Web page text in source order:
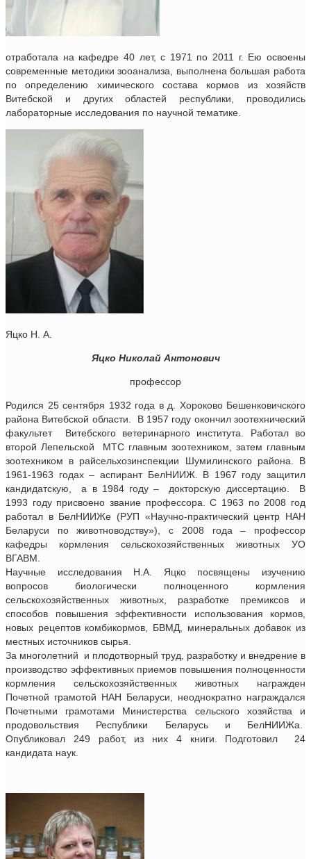
отработала на кафедре 40 лет, с 1971 по 2011 г. Ею освоены
современные методики зооанализа, выполнена большая работа
по определению химического состава кормов из хозяйств
Витебской и других областей республики, проводились
лабораторные исследования по научной тематике.
Яцко Н. А.
Яцко Николай Антонович
профессор
Родился 25 сентября 1932 года в д. Хороково Бешенковичского
района Витебской области. В 1957 году окончил зоотехнический
факультет Витебского ветеринарного института. Работал во
второй Лепельской МТС главным зоотехником, затем главным
зоотехником в райсельхозинспекции Шумилинского района. В
1961-1963 годах – аспирант БелНИИЖ. В 1967 году защитил
кандидатскую, а в 1984 году – докторскую диссертацию. В
1993 году присвоено звание профессора. С 1963 по 2008 год
работал в БелНИИЖе (РУП «Научно-практический центр НАН
Беларуси по животноводству»), с 2008 года – профессор
кафедры кормления сельскохозяйственных животных УО
ВГАВМ.
Научные исследования Н.А. Яцко посвящены изучению
вопросов биологически полноценного кормления
сельскохозяйственных животных, разработке премиксов и
способов повышения эффективности использования кормов,
новых рецептов комбикормов, БВМД, минеральных добавок из
местных источников сырья.
За многолетний и плодотворный труд, разработку и внедрение в
производство эффективных приемов повышения полноценности
кормления сельскохозяйственных животных награжден
Почетной грамотой НАН Беларуси, неоднократно награждался
Почетными грамотами Министерства сельского хозяйства и
продовольствия Республики Беларусь и БелНИИЖа.
Опубликовал 249 работ, из них 4 книги. Подготовил 24
кандидата наук.